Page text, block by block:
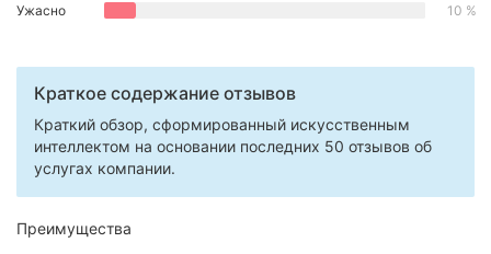
Чернигов
Черкассы
Черновцы
Сумы
Франковск
Ужасно
10 %
Краткое содержание отзывов
Краткий обзор, сформированный искусственным
интеллектом на основании последних 50 отзывов об
услугах компании.
Преимущества